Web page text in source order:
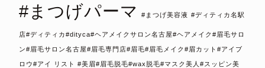
#まつげパーマ #まつげ美容液 #ディティカ名駅
店#ディティカ#dityca#ヘアメイクサロン名古屋#ヘアメイク#眉毛サロ
ン#眉毛サロン名古屋#眉毛専門店#眉毛#眉毛メイク#眉カット#アイブ
ロウ#アイ リスト #美眉#眉毛脱毛#wax脱毛#マスク美人#スッピン美